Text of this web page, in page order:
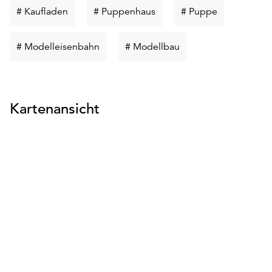
# Kaufladen Schlüsselwort
# PuppenhausSchlüsselwort
# Puppe
# Modelleisenbahn Schlüsselwort
# Modellbau
Kartenansicht